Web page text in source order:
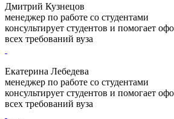
Дмитрий Кузнецов
менеджер по работе со студентами
консультирует студентов и помогает
всех требований вуза
Екатерина Лебедева
менеджер по работе со студентами
консультирует студентов и помогает
всех требований вуза